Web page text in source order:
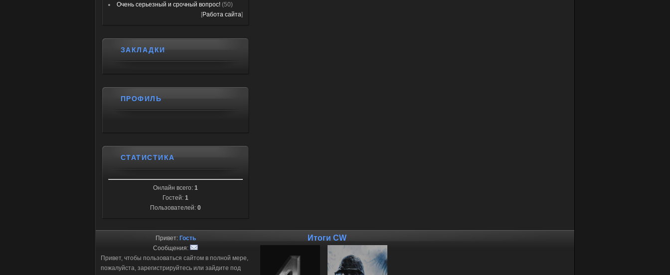
Очень серьезный и срочный вопрос! (50)
[Работа сайта]
ЗАКЛАДКИ
ПРОФИЛЬ
СТАТИСТИКА
Онлайн всего: 1
Гостей: 1
Пользователей: 0
Привет: Гость
Сообщения:
Привет, чтобы пользоваться сайтом в полной мере,
пожалуйста, зарегистрируйтесь или зайдите под
Итоги CW